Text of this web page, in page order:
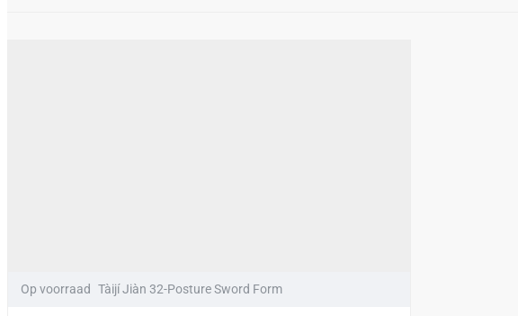
Op voorraad Tàijí Jiàn 32-Posture Sword Form